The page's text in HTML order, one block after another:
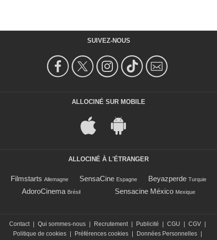
SUIVEZ-NOUS
ALLOCINÉ SUR MOBILE
ALLOCINÉ À L'ÉTRANGER
Filmstarts Allemagne SensaCine Espagne Beyazperde Turquie
AdoroCinema Brésil Sensacine México Mexique
Contact Qui sommes-nous Recrutement Publicité CGU CGV
Politique de cookies
Préférences cookies Données Personnelles